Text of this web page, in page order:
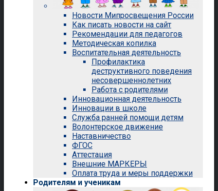
Новости Мипросвещения России
Как писать новости на сайт
Рекомендации для педагогов
Методическая копилка
Воспитательная деятельность
Профилактика
деструктивного поведения
несовершеннолетних
Работа с родителями
Инновационная деятельность
Инновации в школе
Служба ранней помощи детям
Волонтерское движение
Наставничество
ФГОС
Аттестация
Внешние МАРКЕРЫ
Оплата труда и меры поддержки
Родителям и ученикам